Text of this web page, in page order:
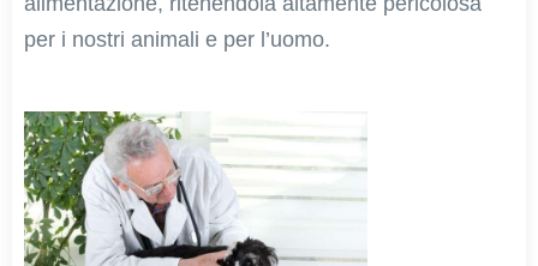
per i nostri animali e per l’uomo.